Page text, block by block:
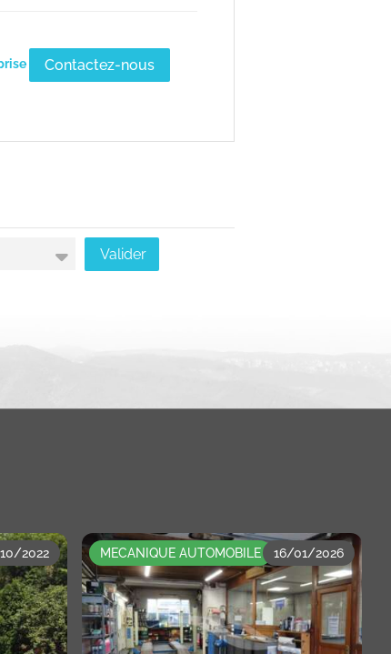
Contactez-nous
Valider
2022 MECANIQUE AUTOMOBILE 16/01/2026